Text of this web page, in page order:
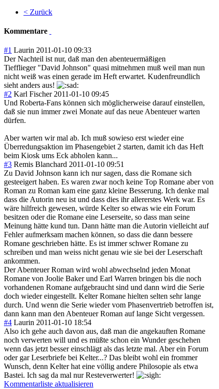
< Zurück
Kommentare
#1 Laurin 2011-01-10 09:33
Der Nachteil ist nur, daß man den abenteuermäßigen
Tiefflieger "David Johnson" quasi mitnehmen muß weil man nun
nicht weiß was einen gerade im Heft erwartet. Kudenfreundlich
sieht anders aus!
#2 Karl Fischer 2011-01-10 09:45
Und Roberta-Fans können sich möglicherweise darauf einstellen,
daß sie nun immer zwei Monate auf das neue Abenteuer warten
dürfen.
Aber warten wir mal ab. Ich muß sowieso erst wieder eine
Überredungsaktion im Phasengebiet 2 starten, damit ich das Heft
beim Kiosk ums Eck abholen kann...
#3 Remis Blanchard 2011-01-10 09:51
Zu David Johnson kann ich nur sagen, dass die Romane sich
gesteeigert haben. Es waren zwar noch keine Top Romane aber von
Roman zu Roman kam eine ganz kleine Besserung. Ich denke mal
dass die Autorin neu ist und dass dies ihr allererstes Werk war. Es
wäre hilfreich gewesen, würde Kelter so etwas wie ein Forum
besitzen oder die Romane eine Leserseite, so dass man seine
Meinung hätte kund tun. Dann hätte man die Autorin vielleicht auf
Fehler aufmerksam machen können, so dass die dann bessere
Romane geschrieben hätte. Es ist immer schwer Romane zu
schreiben und man weiss nicht genau wie sie bei der Leserschaft
ankommen.
Der Abenteuer Roman wird wohl abwechselnd jeden Monat
Romane von Joolie Baker und Earl Warren bringen bis die noch
vorhandenen Romane aufgebraucht sind und dann wird die Serie
doch wieder eingestellt. Kelter Romane hielten selten sehr lange
durch. Und wenn die Serie wieder vom Phasenvertrieb betroffen ist,
dann kann man den Abenteuer Roman auf lange Sicht vergessen.
#4 Laurin 2011-01-10 18:54
Also ich gehe auch davon aus, daß man die angekauften Romane
noch verwerten will und es müßte schon ein Wunder geschehen
wenn das jetzt besser einschlägt als das letzte mal. Aber ein Forum
oder gar Leserbriefe bei Kelter...? Das bleibt wohl ein frommer
Wunsch, denn Kelter hat eine völlig andere Philosopie als etwa
Bastei. Ich sag da mal nur Resteverwerter!
Kommentarliste aktualisieren